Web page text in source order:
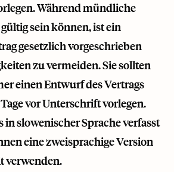
Während mündliche
sein können, ist ein
gesetzlich vorgeschrieben
zu vermeiden. Sie sollten
einen Entwurf des Vertrags
vor Unterschrift vorlegen.
in slowenischer Sprache verfasst
eine zweisprachige Version
verwenden.